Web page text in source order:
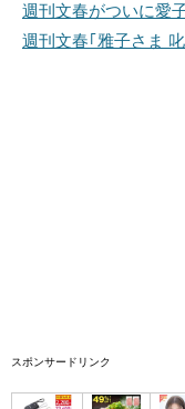
週刊文春がついに愛
週刊文春｢雅子さま
スポンサードリンク